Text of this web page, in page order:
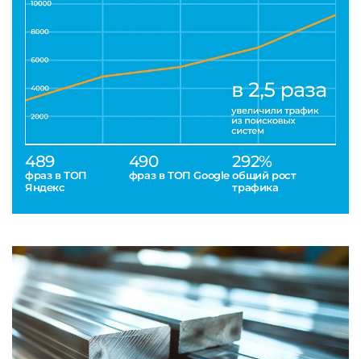
489
фраз в ТОП
Яндекс
490
фраз в ТОП Google
292%
общий рост
трафика